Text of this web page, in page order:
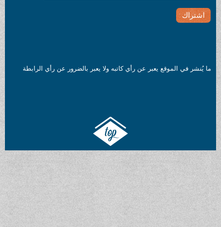
ما يُنشر في الموقع يعبر عن رأي كاتبه ولا يعبر بالضرور عن رأي الرابطة